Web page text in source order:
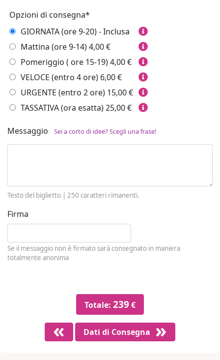
Opzioni di consegna*
GIORNATA (ore 9-20) - Inclusa
Mattina (ore 9-14)4,00 €
Pomeriggio ( ore 15-19)4,00 €
VELOCE (entro 4 ore) 6,00 €
URGENTE (entro 2 ore) 15,00 €
TASSATIVA (ora esatta)25,00 €
Messaggio Sei a corto di idee? Scegli una frase!
Testo del biglietto | 250 caratteri rimanenti.
Firma
Se il messaggio non è firmato sarà consegnato in maniera
totalmente anonima
Totale: 239€
Dati di Consegna